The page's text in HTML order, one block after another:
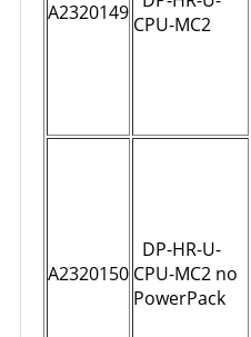
A2320149 CPU-MC2
A2320150
DP-HR-U-
CPU-MC2 no
PowerPack